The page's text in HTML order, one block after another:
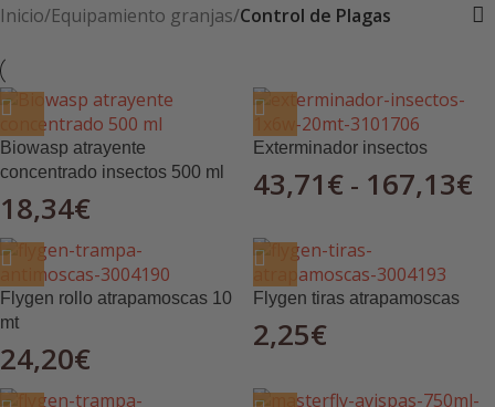
Inicio/Equipamiento granjas/Control de Plagas
Biowasp atrayente
concentrado insectos 500 ml
18,34€
Exterminador insectos
43,71€ - 167,13€
Flygen rollo atrapamoscas 10
mt
24,20€
Flygen tiras atrapamoscas
2,25€